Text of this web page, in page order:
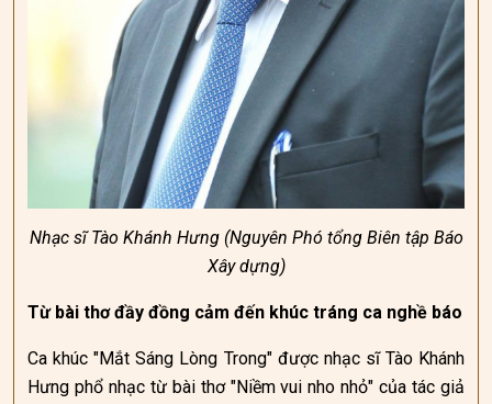
Nhạc sĩ Tào Khánh Hưng (Nguyên Phó tổng Biên tập Báo
Xây dựng)
Từ bài thơ đầy đồng cảm đến khúc tráng ca nghề báo
Ca khúc "Mắt Sáng Lòng Trong" được nhạc sĩ Tào Khánh
Hưng phổ nhạc từ bài thơ "Niềm vui nho nhỏ" của tác giả